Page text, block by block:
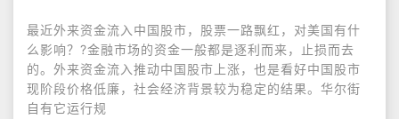
最近外来资金流入中国股市，股票一路飘红，对美国有什
么影响？?金融市场的资金一般都是逐利而来，止损而去
的。外来资金流入推动中国股市上涨，也是看好中国股市
现阶段价格低廉，社会经济背景较为稳定的结果。华尔街
自有它运行规